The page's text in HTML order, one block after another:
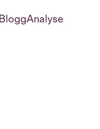
BloggAnalyse